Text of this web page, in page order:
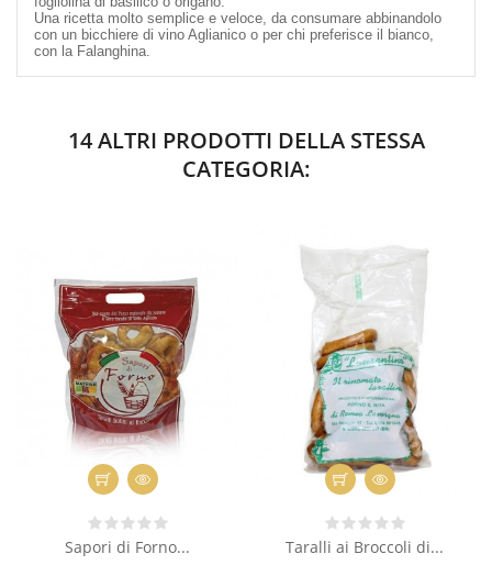
Una ricetta molto semplice e veloce, da consumare abbinandolo
con un bicchiere di vino Aglianico o per chi preferisce il bianco,
con la Falanghina.
14 ALTRI PRODOTTI DELLA STESSA
CATEGORIA:
Sapori di Forno...
Taralli ai Broccoli di...